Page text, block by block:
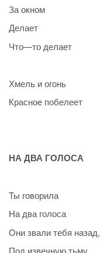
За окном
Делает
Что—то делает
Хмель и огонь
Красное побелеет
НА ДВА ГОЛОСА
Ты говорила
На два голоса
Они звали тебя назад,